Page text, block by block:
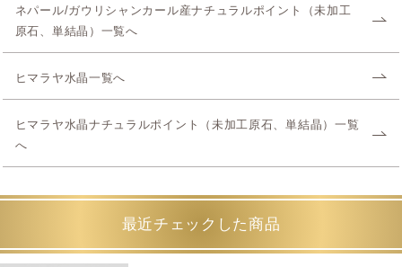
ネパール/ガウリシャンカール産ナチュラルポイント（未加工
原石、単結晶）一覧へ
ヒマラヤ水晶一覧へ
ヒマラヤ水晶ナチュラルポイント（未加工原石、単結晶）一覧
へ
最近チェックした商品